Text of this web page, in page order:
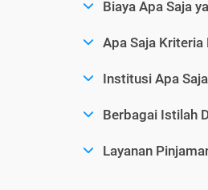
Biaya Apa Saja
Apa Saja Kriteria
Institusi Apa
Berbagai Istilah
Layanan